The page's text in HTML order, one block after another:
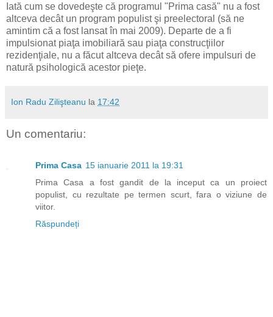
Iată cum se dovedeşte că programul "Prima casă" nu a fost
altceva decât un program populist şi preelectoral (să ne
amintim că a fost lansat în mai 2009). Departe de a fi
impulsionat piaţa imobiliară sau piaţa construcţiilor
rezidenţiale, nu a făcut altceva decât să ofere impulsuri de
natură psihologică acestor pieţe.
Ion Radu Zilişteanu la 17:42
Un comentariu:
Prima Casa 15 ianuarie 2011 la 19:31
Prima Casa a fost gandit de la inceput ca un proiect
populist, cu rezultate pe termen scurt, fara o viziune de
viitor.
Răspundeți